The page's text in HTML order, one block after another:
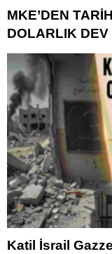
MKE’DEN
DOLARLIK
Katil İsrail